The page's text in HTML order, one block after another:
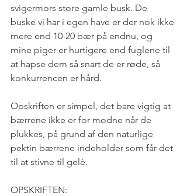
svigermors store gamle busk. De
buske vi har i egen have er der nok ikke
mere end 10-20 bær på endnu, og
mine piger er hurtigere end fuglene til
at hapse dem så snart de er røde, så
konkurrencen er hård.
Opskriften er simpel, det bare vigtig at
bærrene ikke er for modne når de
plukkes, på grund af den naturlige
pektin bærrene indeholder som får det
til at stivne til gelé.
OPSKRIFTEN: